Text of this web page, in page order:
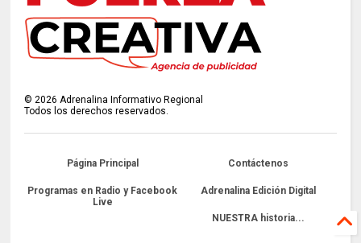
©2026 Adrenalina Informativo Regional
Todos los derechos reservados.
Página Principal Contáctenos
Programas en Radio y Facebook
Live
Adrenalina Edición Digital
NUESTRA historia...